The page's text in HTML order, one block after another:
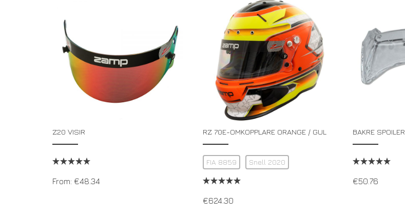
Z20 VISIR
From: €48.34
RZ 70E-OMKOPPLARE ORANGE / GUL
FIA 8859 Snell 2020
€624.30
BAKRE SPOILER
€50.76